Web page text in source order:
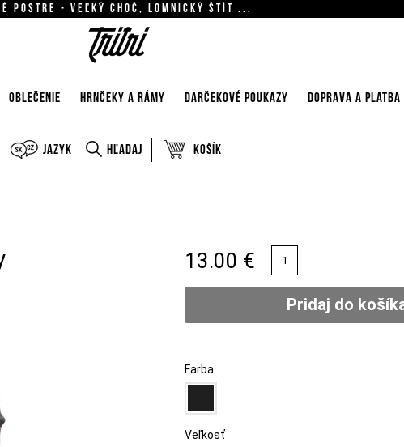
postre - Veľký Choč, Lomnický štít ...
OBLEČENIE HRNČEKY A RÁMY DARČEKOVÉ POUKAZY DOPRAVA A PLATBA
Jazyk Hľadaj Košík
13.00 €
Farba
Veľkosť